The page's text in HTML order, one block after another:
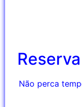
Não perca